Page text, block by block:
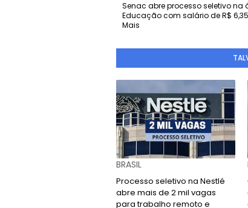
Senac abre processo seletivo na
Educação com salário de R$
Mais
BRASIL
Processo seletivo na Nestlé
abre mais de 2 mil vagas
para trabalho remoto e